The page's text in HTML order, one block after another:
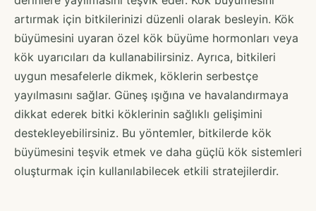
artırmak için bitkilerinizi düzenli olarak besleyin. Kök
büyümesini uyaran özel kök büyüme hormonları veya
kök uyarıcıları da kullanabilirsiniz. Ayrıca, bitkileri
uygun mesafelerle dikmek, köklerin serbestçe
yayılmasını sağlar. Güneş ışığına ve havalandırmaya
dikkat ederek bitki köklerinin sağlıklı gelişimini
destekleyebilirsiniz. Bu yöntemler, bitkilerde kök
büyümesini teşvik etmek ve daha güçlü kök sistemleri
oluşturmak için kullanılabilecek etkili stratejilerdir.